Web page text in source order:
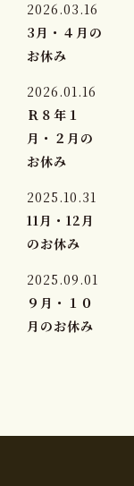
2026.03.16
3月・４月の
お休み
2026.01.16
Ｒ８年１
月・２月の
お休み
2025.10.31
11月・12月
のお休み
2025.09.01
９月・１０
月のお休み